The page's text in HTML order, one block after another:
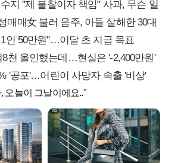
지 "제 불찰이자 책임" 사과, 무슨 일
매매女 불러 음주, 아들 살해한 30대
인 50만원"…이달 초 지급 목표
8천 올인했는데…현실은 '-2,400만원'
'공포'…어린이 사망자 속출 '비상'
오늘이 그날이에요.."